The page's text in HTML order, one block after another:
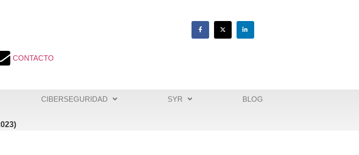
CONTACTO
CIBERSEGURIDAD SYR BLOG